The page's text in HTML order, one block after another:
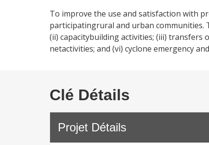
To improve the use and satisfaction with
participatingrural and urban communities.
(ii) capacitybuilding activities; (iii) transfers
netactivities; and (vi) cyclone emergency
Clé Détails
Projet Détails